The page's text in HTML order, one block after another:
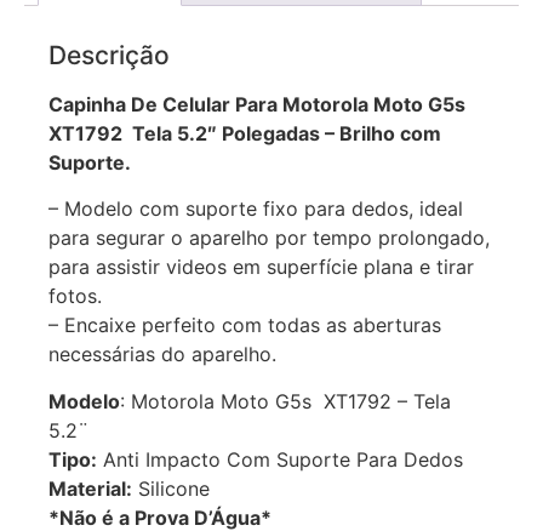
Descrição
Capinha De Celular Para Motorola Moto G5s
XT1792 Tela 5.2″ Polegadas – Brilho com
Suporte.
– Modelo com suporte fixo para dedos, ideal
para segurar o aparelho por tempo prolongado,
para assistir videos em superfície plana e tirar
fotos.
– Encaixe perfeito com todas as aberturas
necessárias do aparelho.
Modelo: Motorola Moto G5s XT1792 – Tela
5.2¨
Tipo: Anti Impacto Com Suporte Para Dedos
Material: Silicone
*Não é a Prova D’Água*